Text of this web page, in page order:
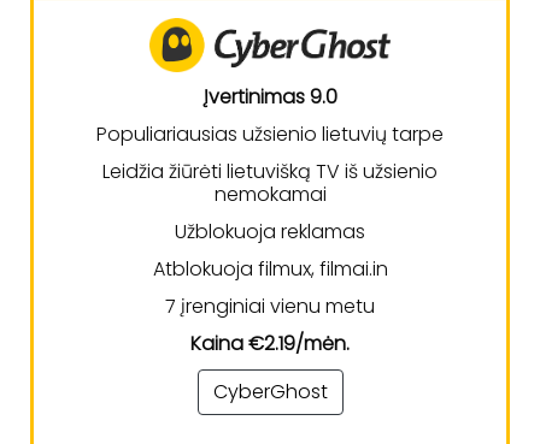
Įvertinimas 9.0
Populiariausias užsienio lietuvių tarpe
Leidžia žiūrėti lietuvišką TV iš užsienio
nemokamai
Užblokuoja reklamas
Atblokuoja filmux, filmai.in
7 įrenginiai vienu metu
Kaina €2.19/mėn.
CyberGhost